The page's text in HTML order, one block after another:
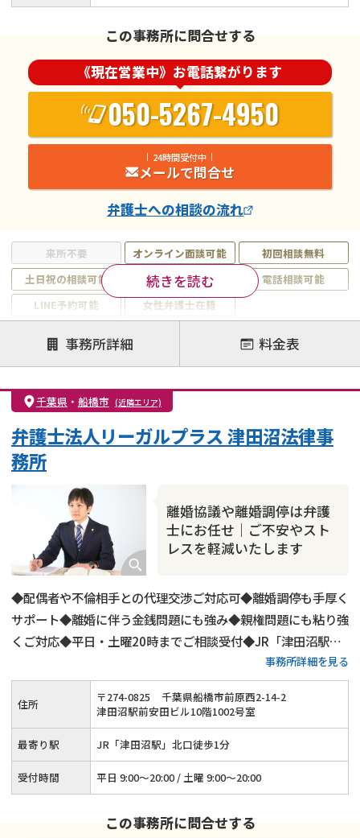
来所不要 オンライン面談可能
初回相談無料
土日祝の相談可能
19時以降電話可能
電話相談可能
LINE予約可能
女性弁護士在籍
注力案件
離婚前相談
離婚調停
離婚裁判
親権・面会交流権
DV
モラハラ
不貞・不倫慰謝料請求
国際離婚
財産分与
内縁の夫婦 熟年離婚
続きを読む
この事務所に問合せする
《現在営業中》お電話繋がります
050-5267-4950
24時間受付中
メールで問合せ
弁護士への相談の流れ
事務所詳細 料金表
千葉県 ・ 船橋市 (近隣エリア)
離婚協議や離婚調停は弁護
士にお任せ｜ご不安やスト
レスを軽減いたします
弁護士法人リーガルプラス 津田沼法律事
務所
◆配偶者や不倫相手との代理交渉ご対応可◆離婚調停も手厚く
サポート◆離婚に伴う金銭問題にも強み◆親権問題にも粘り強
くご対応◆平日・土曜20時までご相談受付◆JR「津田沼駅」
事務所詳細を見る
住所 〒274-0825
千葉県船橋市前原西2-14-2
津田沼駅前安田ビル10階1002号室
最寄り駅 JR「津田沼駅」北口徒歩1分
受付時間 平日 9:00～20:00 / 土曜 9:00～20:00
この事務所に問合せする